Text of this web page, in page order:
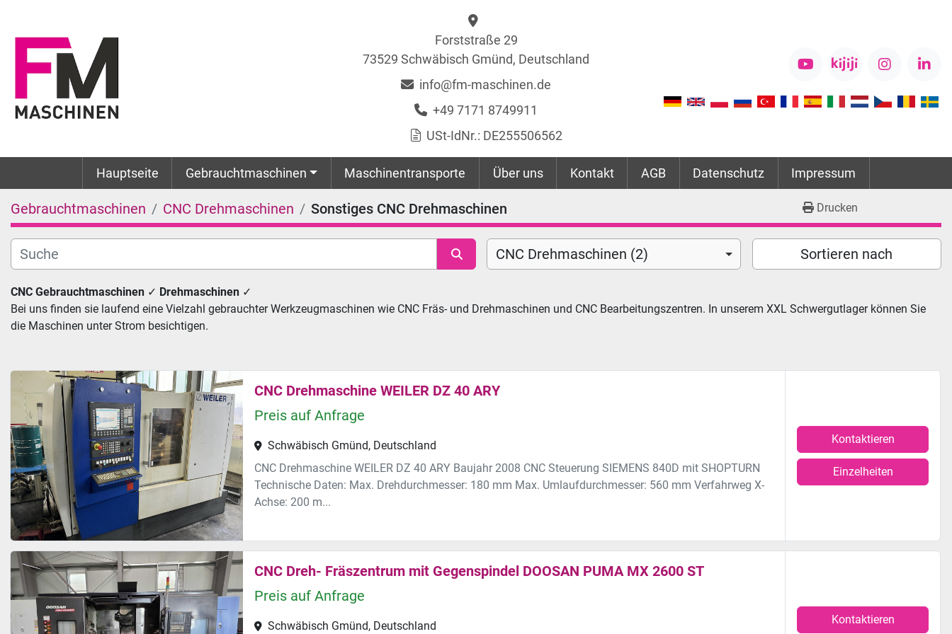
Forststraße 29
73529 Schwäbisch Gmünd, Deutschland
info@fm-maschinen.de
+49 7171 8749911
USt-IdNr.: DE255506562
youtubekijiji instagram
Hauptseite Gebrauchtmaschinen Maschinentransporte Über uns Kontakt AGB Datenschutz Impressum
Gebrauchtmaschinen CNC Drehmaschinen Sonstiges CNC Drehmaschinen Drucken
CNC Drehmaschinen (2) Sortieren nach
CNC Gebrauchtmaschinen ✓ Drehmaschinen ✓
Bei uns finden sie laufend eine Vielzahl gebrauchter Werkzeugmaschinen wie CNC Fräs- und Drehmaschinen und CNC Bearbeitungszentren. In unserem XXL Schwergutlager können Sie
die Maschinen unter Strom besichtigen.
CNC Drehmaschine WEILER DZ 40 ARY
Preis auf Anfrage
Schwäbisch Gmünd, Deutschland
CNC Drehmaschine WEILER DZ 40 ARY Baujahr 2008 CNC Steuerung SIEMENS 840D mit SHOPTURN
Technische Daten: Max. Drehdurchmesser: 180 mm Max. Umlaufdurchmesser: 560 mm Verfahrweg X-
Achse: 200 m...
Kontaktieren
Einzelheiten
CNC Dreh- Fräszentrum mit Gegenspindel DOOSAN PUMA MX 2600 ST
Preis auf Anfrage
Schwäbisch Gmünd, Deutschland Kontaktieren